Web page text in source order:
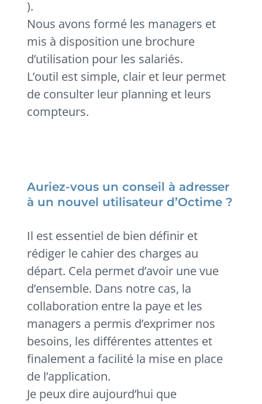
).
Nous avons formé les managers et
mis à disposition une brochure
d’utilisation pour les salariés.
L’outil est simple, clair et leur permet
de consulter leur planning et leurs
compteurs.
Auriez-vous un conseil à adresser
à un nouvel utilisateur d’Octime ?
Il est essentiel de bien définir et
rédiger le cahier des charges au
départ. Cela permet d’avoir une vue
d’ensemble. Dans notre cas, la
collaboration entre la paye et les
managers a permis d’exprimer nos
besoins, les différentes attentes et
finalement a facilité la mise en place
de l’application.
Je peux dire aujourd’hui que